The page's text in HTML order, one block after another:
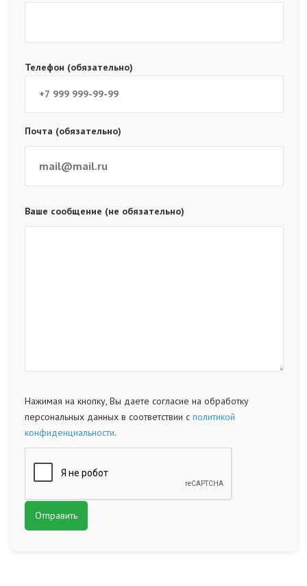
Телефон (обязательно)
Почта (обязательно)
Ваше сообщение (не обязательно)
Нажимая на кнопку, Вы даете согласие на обработку
персональных данных в соответствии с политикой
конфиденциальности.